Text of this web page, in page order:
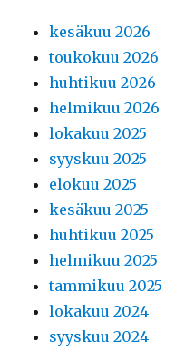
kesäkuu 2026
toukokuu 2026
huhtikuu 2026
helmikuu 2026
lokakuu 2025
syyskuu 2025
elokuu 2025
kesäkuu 2025
huhtikuu 2025
helmikuu 2025
tammikuu 2025
lokakuu 2024
syyskuu 2024